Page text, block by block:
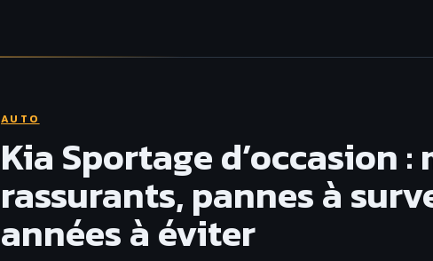
AUTO
Kia Sportage d’occasion :
rassurants, pannes à
années à éviter